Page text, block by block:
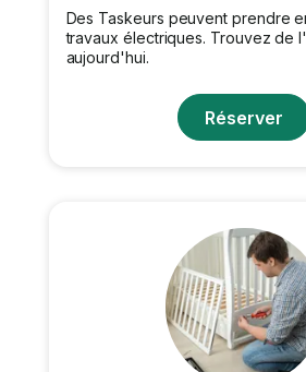
Des Taskeurs peuvent prendre
travaux électriques. Trouvez de
aujourd'hui.
Réserver